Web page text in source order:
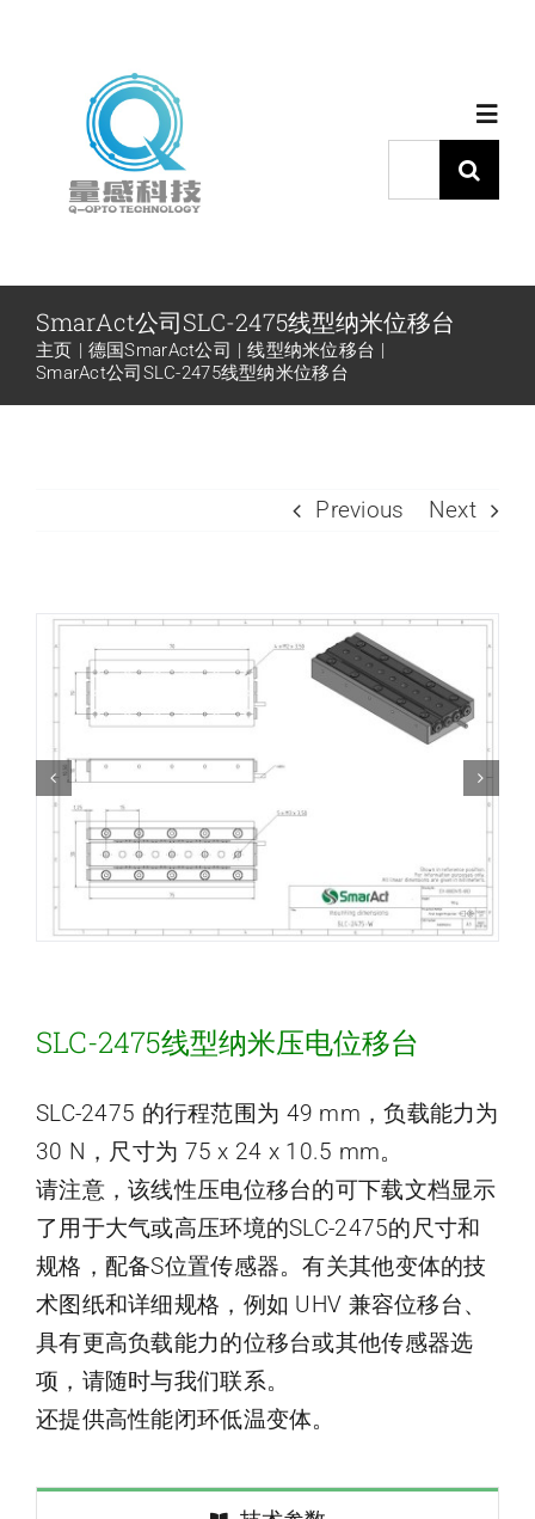
产品中心
代理品牌
关于量感
联系我们
索：
SmarAct公司SLC-2475线型纳米位移台
主页 德国SmarAct公司
线型纳米位移台
SmarAct公司SLC-2475线型纳米位移台
Previous Next
SLC-2475线型纳米压电位移台
SLC-2475 的行程范围为 49 mm，负载能力为
30 N，尺寸为 75 x 24 x 10.5 mm。
请注意，该线性压电位移台的可下载文档显示
了用于大气或高压环境的SLC-2475的尺寸和
规格，配备S位置传感器。有关其他变体的技
术图纸和详细规格，例如 UHV 兼容位移台、
具有更高负载能力的位移台或其他传感器选
项，请随时与我们联系。
还提供高性能闭环低温变体。